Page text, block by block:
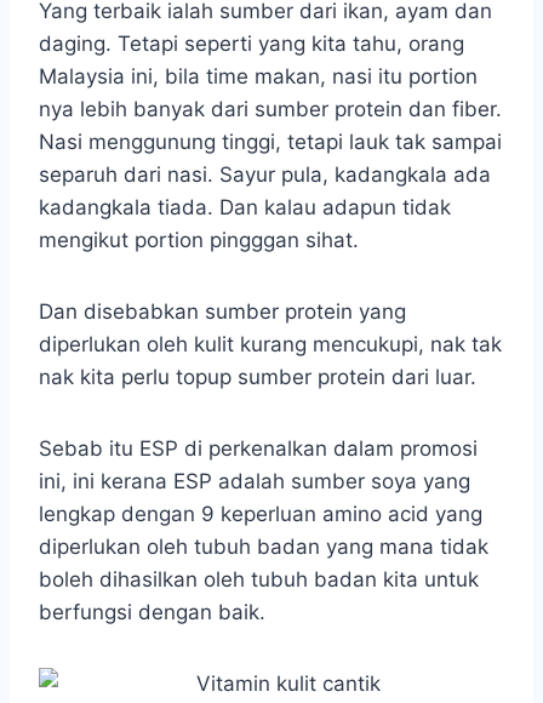
Yang terbaik ialah sumber dari ikan, ayam dan
daging. Tetapi seperti yang kita tahu, orang
Malaysia ini, bila time makan, nasi itu portion
nya lebih banyak dari sumber protein dan fiber.
Nasi menggunung tinggi, tetapi lauk tak sampai
separuh dari nasi. Sayur pula, kadangkala ada
kadangkala tiada. Dan kalau adapun tidak
mengikut portion pingggan sihat.
Dan disebabkan sumber protein yang
diperlukan oleh kulit kurang mencukupi, nak tak
nak kita perlu topup sumber protein dari luar.
Sebab itu ESP di perkenalkan dalam promosi
ini, ini kerana ESP adalah sumber soya yang
lengkap dengan 9 keperluan amino acid yang
diperlukan oleh tubuh badan yang mana tidak
boleh dihasilkan oleh tubuh badan kita untuk
berfungsi dengan baik.